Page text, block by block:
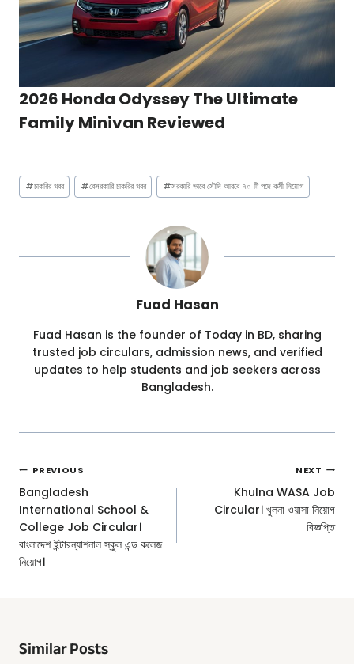
2026 Honda Odyssey The Ultimate
Family Minivan Reviewed
Post
Tags:
#চাকরির খবর #বেসরকারি চাকরির খবর #সরকারি ভাবে সৌদি আরবে ৭০ টি পদে কর্মী নিয়োগ
Fuad Hasan
Fuad Hasan is the founder of Today in BD, sharing
trusted job circulars, admission news, and verified
updates to help students and job seekers across
Bangladesh.
Post
Navigation
PREVIOUS
Bangladesh
International School &
College Job Circular।
বাংলাদেশ ইন্টারন্যাশনাল স্কুল এন্ড কলেজ
নিয়োগ।
NEXT
Khulna WASA Job
Circular। খুলনা ওয়াসা নিয়োগ
বিজ্ঞপ্তি
Similar Posts